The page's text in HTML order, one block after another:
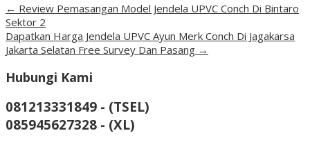
← Review Pemasangan Model Jendela UPVC Conch Di Bintaro
Sektor 2
Dapatkan Harga Jendela UPVC Ayun Merk Conch Di Jagakarsa
Jakarta Selatan Free Survey Dan Pasang →
Hubungi Kami
081213331849 - (TSEL)
085945627328 - (XL)